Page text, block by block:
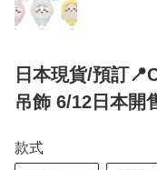
日本現貨/預訂
吊飾 6/12日本開
款式